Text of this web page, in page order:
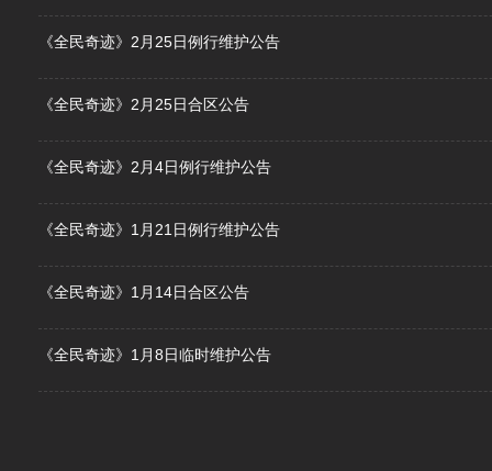
《全民奇迹》2月25日例行维护公告
《全民奇迹》2月25日合区公告
《全民奇迹》2月4日例行维护公告
《全民奇迹》1月21日例行维护公告
《全民奇迹》1月14日合区公告
《全民奇迹》1月8日临时维护公告